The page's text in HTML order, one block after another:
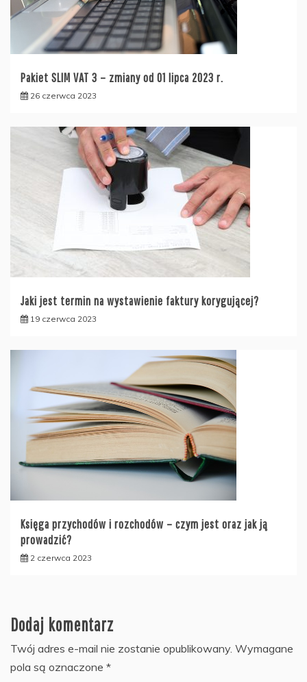
Pakiet SLIM VAT 3 – zmiany od 01 lipca 2023 r.
26 czerwca 2023
Jaki jest termin na wystawienie faktury korygującej?
19 czerwca 2023
Księga przychodów i rozchodów – czym jest oraz jak ją
prowadzić?
2 czerwca 2023
Dodaj komentarz
Twój adres e-mail nie zostanie opublikowany. Wymagane
pola są oznaczone *